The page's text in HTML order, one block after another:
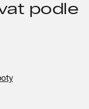
podle